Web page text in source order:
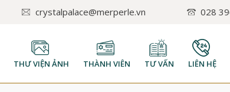
crystalpalace@merperle.vn 028
THƯ VIỆN ẢNH THÀNH VIÊN TƯ VẤN LIÊN HỆ